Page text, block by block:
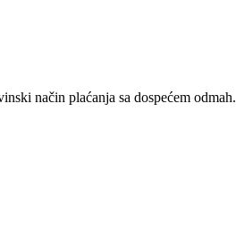
način plaćanja sa dospećem odmah.